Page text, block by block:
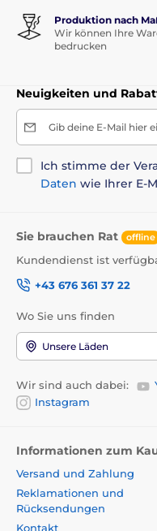
Produktion nach
Wir können Ihre
bedrucken
Neuigkeiten und
Gib deine E-Mail hier
Ich stimme der
Daten wie Ihrer E-
Sie brauchen Rat offline
Kundendienst ist
+43 676 361 37 22
Wo Sie uns finden
Unsere Läden
Wir sind auch dabei:
Instagram
Informationen zum
Versand und Zahlung
Reklamationen und
Rücksendungen
Kontakt